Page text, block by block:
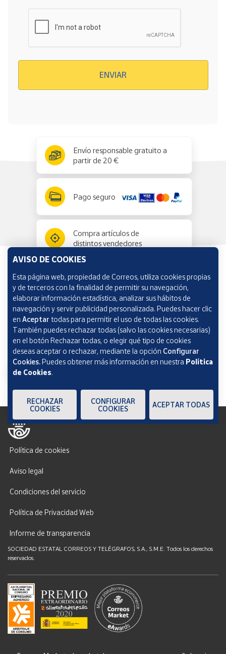
ENVIAR
Envío responsable gratuito a
partir de 20 €
Pago seguro
Compra artículos de
distintos vendedores
Información y ayuda
Correos Market
Política de cookies
Aviso legal
Condiciones del servicio
Política de Privacidad Web
Informe de transparencia
SOCIEDAD ESTATAL CORREOS Y TELÉGRAFOS, S.A., S.M.E. Todos los derechos
reservados.
AVISO DE COOKIES
Esta página web, propiedad de Correos, utiliza cookies propias
y de terceros con la finalidad de permitir su navegación,
elaborar información estadística, analizar sus hábitos de
navegación y servir publicidad personalizada. Puedes hacer clic
en Aceptar todas para permitir el uso de todas las cookies.
También puedes rechazar todas (salvo las cookies necesarias)
en el botón Rechazar todas, o elegir qué tipo de cookies
deseas aceptar o rechazar, mediante la opción Configurar
Cookies.Puedes obtener más información en nuestra Política
de Cookies.
RECHAZAR
COOKIES
CONFIGURAR
COOKIES
ACEPTAR TODAS